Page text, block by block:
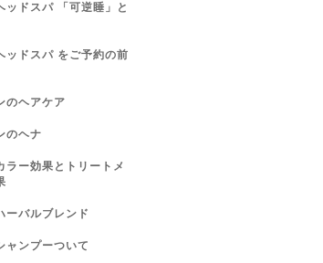
ッドスパ 「可逆睡」と
ッドスパ をご予約の前
のヘアケア
のヘナ
ラー効果とトリートメ
バルブレンド
ャンプーついて